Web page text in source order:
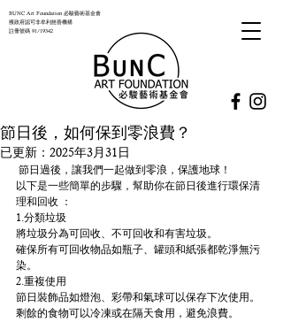
BUNC Art Foundation 必駿藝術基金會
獲政府認可非牟利慈善機構
註冊號碼 91/19342
節日後，如何保到零浪費？
已更新： 2025年3月31日
節日過後，讓我們一起做到零浪，保護地球 ！
以下是一些簡單的步驟，幫助你在節日後進行環保清
理和回收 ：
1.分類垃圾
將垃圾分為可回收、不可回收和有害垃圾。
確保所有可回收物品如瓶子、罐頭和紙張都乾淨無污
染。
2.重複使用
節日裝飾品如燈泡、彩帶和氣球可以保存下次使用。
剩餘的食物可以冷凍或在隔天食用，避免浪費。